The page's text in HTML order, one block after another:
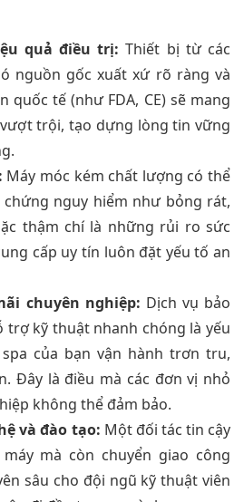
quả điều trị: Thiết bị từ các
nguồn gốc xuất xứ rõ ràng và
quốc tế (như FDA, CE) sẽ mang
trội, tạo dựng lòng tin vững
Máy móc kém chất lượng có thể
nguy hiểm như bỏng rát,
thậm chí là những rủi ro sức
cấp uy tín luôn đặt yếu tố an
chuyên nghiệp: Dịch vụ bảo
trợ kỹ thuật nhanh chóng là yếu
của bạn vận hành trơn tru,
Đây là điều mà các đơn vị nhỏ
không thể đảm bảo.
và đào tạo: Một đối tác tin cậy
mà còn chuyển giao công
sâu cho đội ngũ kỹ thuật viên